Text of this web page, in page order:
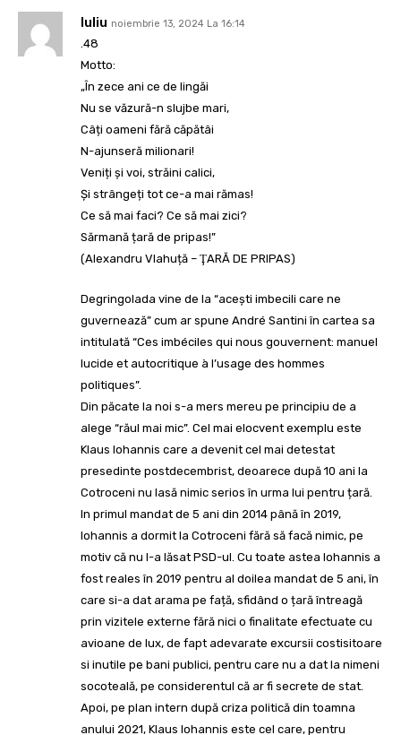
Iuliu noiembrie 13, 2024 La 16:14
.48
Motto:
„În zece ani ce de lingăi
Nu se văzură-n slujbe mari,
Câți oameni fără căpătâi
N-ajunseră milionari!
Veniți și voi, străini calici,
Și strângeți tot ce-a mai rămas!
Ce să mai faci? Ce să mai zici?
Sărmană țară de pripas!”
(Alexandru Vlahuță – ŢARĂ DE PRIPAS)
Degringolada vine de la “aceşti imbecili care ne
guvernează” cum ar spune André Santini în cartea sa
intitulată “Ces imbéciles qui nous gouvernent: manuel
lucide et autocritique à l’usage des hommes
politiques”.
Din păcate la noi s-a mers mereu pe principiu de a
alege “răul mai mic”. Cel mai elocvent exemplu este
Klaus Iohannis care a devenit cel mai detestat
presedinte postdecembrist, deoarece după 10 ani la
Cotroceni nu lasă nimic serios în urma lui pentru țară.
In primul mandat de 5 ani din 2014 până în 2019,
Iohannis a dormit la Cotroceni fără să facă nimic, pe
motiv că nu l-a lăsat PSD-ul. Cu toate astea Iohannis a
fost reales în 2019 pentru al doilea mandat de 5 ani, în
care si-a dat arama pe față, sfidând o țară întreagă
prin vizitele externe fără nici o finalitate efectuate cu
avioane de lux, de fapt adevarate excursii costisitoare
si inutile pe bani publici, pentru care nu a dat la nimeni
socoteală, pe considerentul că ar fi secrete de stat.
Apoi, pe plan intern după criza politică din toamna
anului 2021, Klaus Iohannis este cel care, pentru